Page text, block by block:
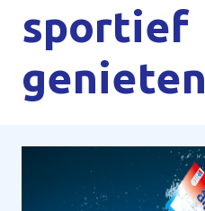
sportief
genieten